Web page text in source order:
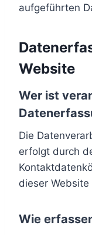
aufgeführten
Website
Wer ist
Die
erfolgt durch
dieser
Wie